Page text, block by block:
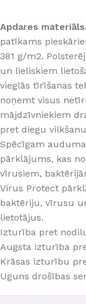
Apdares materiāls.
patīkams
381 g/m2.
un lieliskiem
vieglās tīrīšanas
noņemt visus
mājdzīvniekiem
pret diegu
Spēcīgam
pārklājums, kas
vīrusiem,
Virus Protect
baktēriju, vīrusu
lietotājus.
Izturība pret
Augsta izturība
Krāsas izturību
Uguns drošības